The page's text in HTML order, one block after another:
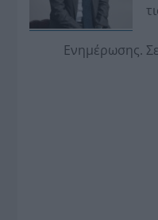
Ενημέρωσης.